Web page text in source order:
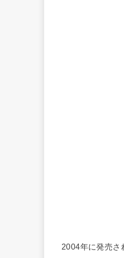
2004年に発売さ